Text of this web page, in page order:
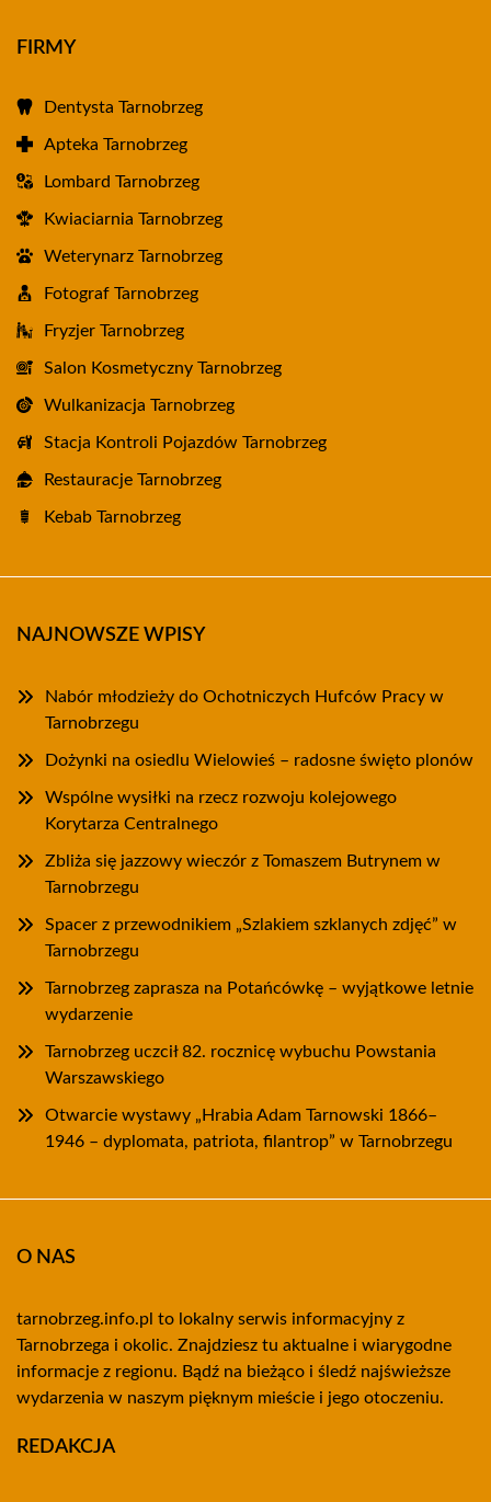
FIRMY
Dentysta Tarnobrzeg
Apteka Tarnobrzeg
Lombard Tarnobrzeg
Kwiaciarnia Tarnobrzeg
Weterynarz Tarnobrzeg
Fotograf Tarnobrzeg
Fryzjer Tarnobrzeg
Salon Kosmetyczny Tarnobrzeg
Wulkanizacja Tarnobrzeg
Stacja Kontroli Pojazdów Tarnobrzeg
Restauracje Tarnobrzeg
Kebab Tarnobrzeg
NAJNOWSZE WPISY
Nabór młodzieży do Ochotniczych Hufców Pracy w
Tarnobrzegu
Dożynki na osiedlu Wielowieś – radosne święto plonów
Wspólne wysiłki na rzecz rozwoju kolejowego
Korytarza Centralnego
Zbliża się jazzowy wieczór z Tomaszem Butrynem w
Tarnobrzegu
Spacer z przewodnikiem „Szlakiem szklanych zdjęć” w
Tarnobrzegu
Tarnobrzeg zaprasza na Potańcówkę – wyjątkowe letnie
wydarzenie
Tarnobrzeg uczcił 82. rocznicę wybuchu Powstania
Warszawskiego
Otwarcie wystawy „Hrabia Adam Tarnowski 1866–
1946 – dyplomata, patriota, filantrop” w Tarnobrzegu
O NAS
tarnobrzeg.info.pl to lokalny serwis informacyjny z
Tarnobrzega i okolic. Znajdziesz tu aktualne i wiarygodne
informacje z regionu. Bądź na bieżąco i śledź najświeższe
wydarzenia w naszym pięknym mieście i jego otoczeniu.
REDAKCJA